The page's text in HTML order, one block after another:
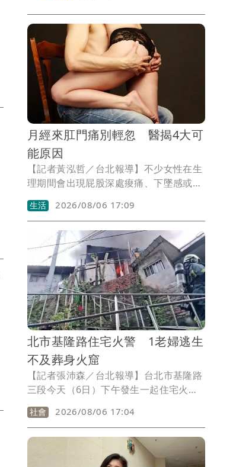
月經來肛門痛別輕忽 醫揭4大可
能原因
【記者黃泓哲／台北報導】不少女性在生
理期間會出現屁股深處痠痛、下墜感或排
便不適，第一時間往往以為是痔瘡發作。
不過大腸直腸外科醫師張良實提醒，經期
出現肛門或臀部疼痛，不一定都是痔瘡造
成，背後可能與荷爾蒙變化、骨盆腔問題
或婦科疾病有關。
生活 2026/08/06 17:09
北市基隆路住宅火警 1老婦逃生
不及葬身火窟
【記者張沛森／台北報導】台北市基隆路
三段今天（6日）下午發生一起住宅火
災。台北市消防局獲報後派遣人車趕赴現
場救援，火勢在半小時內撲滅，但在2樓
發現1名老婦人已不幸葬身火窟，全案由
警、消調處理中。
社會 2026/08/06 17:04